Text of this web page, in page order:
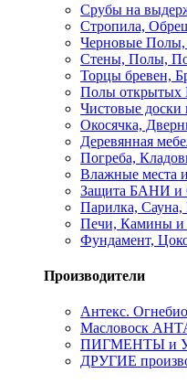
Срубы на
Стропила,
Черновые Полы,
Стены, Полы,
Торцы бревен,
Полы открытых
Чистовые доски
Окосячка,
Деревянная
Погреба,
Влажные места
Защита БАНИ и
Парилка,
Печи, Камины и
Фундамент,
Производители
Антекс.
Масловоск
ПИГМЕНТЫ и
ДРУГИЕ